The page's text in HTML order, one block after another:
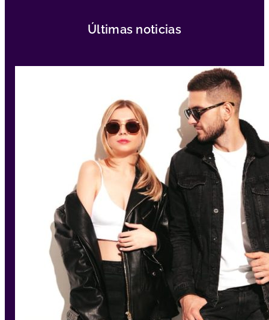
Últimas noticias